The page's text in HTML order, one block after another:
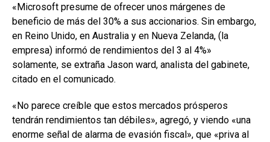
«Microsoft presume de ofrecer unos márgenes de
beneficio de más del 30% a sus accionarios. Sin embargo,
en Reino Unido, en Australia y en Nueva Zelanda, (la
empresa) informó de rendimientos del 3 al 4%»
solamente, se extraña Jason ward, analista del gabinete,
citado en el comunicado.
«No parece creíble que estos mercados prósperos
tendrán rendimientos tan débiles», agregó, y viendo «una
enorme señal de alarma de evasión fiscal», que «priva al